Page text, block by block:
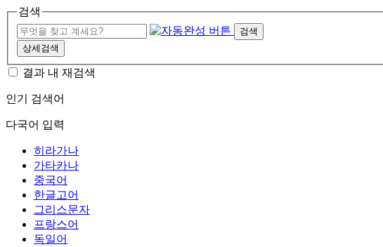
검색
검색
상세검색
결과 내 재검색
인기 검색어
다국어 입력
히라가나
가타카나
중국어
한글고어
그리스문자
프랑스어
독일어